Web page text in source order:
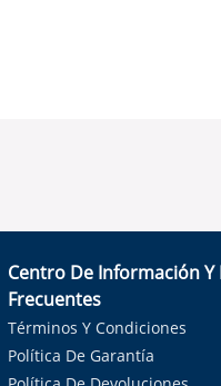
Centro De Información Y
Frecuentes
Términos Y Condiciones
Política De Garantía